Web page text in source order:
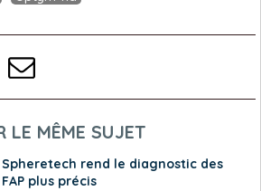
LE MÊME SUJET
Spheretech rend le diagnostic des
FAP plus précis